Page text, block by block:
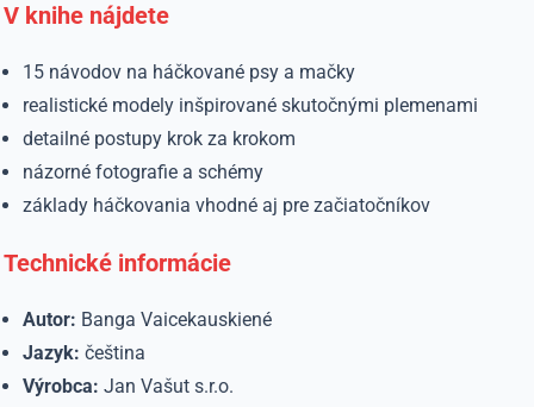
V knihe nájdete
15 návodov na háčkované psy a mačky
realistické modely inšpirované skutočnými plemenami
detailné postupy krok za krokom
názorné fotografie a schémy
základy háčkovania vhodné aj pre začiatočníkov
Technické informácie
Autor: Banga Vaicekauskiené
Jazyk: čeština
Výrobca: Jan Vašut s.r.o.